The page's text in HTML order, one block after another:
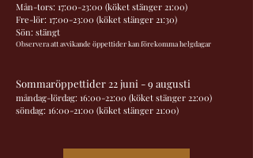
Mån-tors: 17:00-23:00 (köket stänger 21:00)
Fre-lör: 17:00-23:00 (köket stänger 21:30)
Sön: stängt
Observera att avvikande öppettider kan förekomma helgdagar
Sommaröppettider 22 juni - 9 augusti
måndag-lördag: 16:00-22:00 (köket stänger 22:00)
söndag: 16:00-21:00 (köket stänger 21:00)